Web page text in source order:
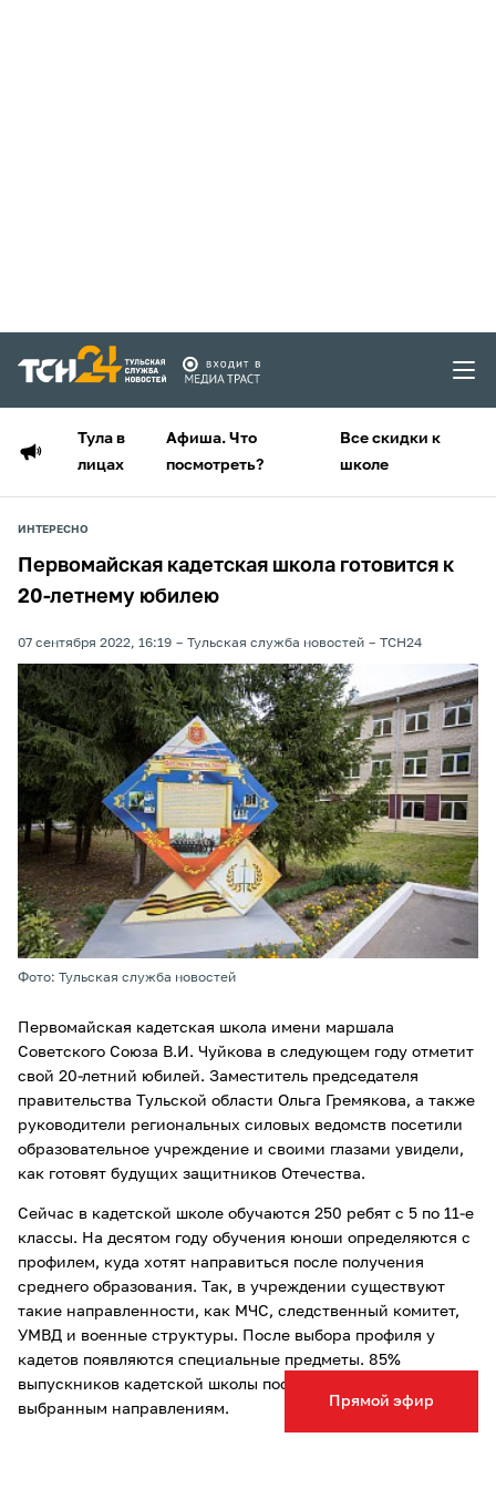
Тула в
лицах
Афиша. Что
посмотреть?
Все скидки к
школе
Прямой эфир
ИНТЕРЕСНО
Первомайская кадетская школа готовится к
20-летнему юбилею
07 сентября 2022, 16:19 Тульская служба новостей ТСН24
Фото: Тульская служба новостей
Первомайская кадетская школа имени маршала
Советского Союза В.И. Чуйкова в следующем году отметит
свой 20-летний юбилей. Заместитель председателя
правительства Тульской области Ольга Гремякова, а также
руководители региональных силовых ведомств посетили
образовательное учреждение и своими глазами увидели,
как готовят будущих защитников Отечества.
Сейчас в кадетской школе обучаются 250 ребят с 5 по 11-е
классы. На десятом году обучения юноши определяются с
профилем, куда хотят направиться после получения
среднего образования. Так, в учреждении существуют
такие направленности, как МЧС, следственный комитет,
УМВД и военные структуры. После выбора профиля у
кадетов появляются специальные предметы. 85%
выпускников кадетской школы поступают в вузы по
выбранным направлениям.